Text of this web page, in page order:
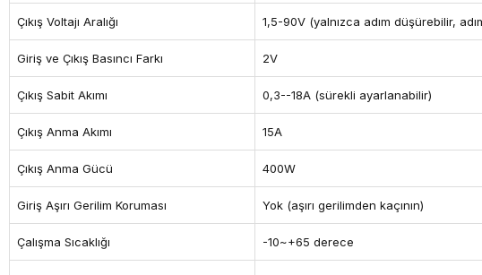
Çıkış Voltajı Aralığı 1,5-90V (yalnızca adım düşürebilir,
Giriş ve Çıkış Basıncı Farkı 2V
Çıkış Sabit Akımı 0,3--18A (sürekli ayarlanabilir)
Çıkış Anma Akımı 15A
Çıkış Anma Gücü 400W
Giriş Aşırı Gerilim Koruması Yok (aşırı gerilimden kaçının)
Çalışma Sıcaklığı -10~+65 derece